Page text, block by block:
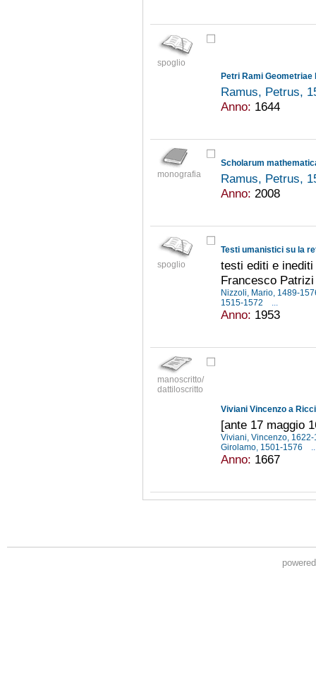
spoglio
Petri Rami
Ramus, Petrus,
Anno: 1644
monografia
Scholarum
Ramus, Petrus,
Anno: 2008
spoglio
Testi umanistici su la
testi editi e
Francesco
Nizzoli, Mario, 1489-
1515-1572
...
Anno: 1953
manoscritto/
dattiloscritto
Viviani Vincenzo a
[ante 17 maggio
Viviani, Vincenzo,
Girolamo, 1501-1576
Anno: 1667